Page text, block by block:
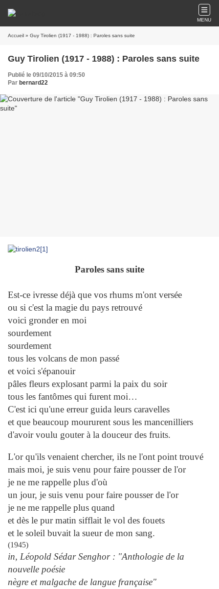
MENU
Accueil » Guy Tirolien (1917 - 1988) : Paroles sans suite
Guy Tirolien (1917 - 1988) : Paroles sans suite
Publié le 09/10/2015 à 09:50
Par bernard22
Paroles sans suite
Est-ce ivresse déjà que vos rhums m'ont versée
ou si c'est la magie du pays retrouvé
voici gronder en moi
sourdement
sourdement
tous les volcans de mon passé
et voici s'épanouir
pâles fleurs explosant parmi la paix du soir
tous les fantômes qui furent moi…
C'est ici qu'une erreur guida leurs caravelles
et que beaucoup moururent sous les mancenilliers
d'avoir voulu gouter à la douceur des fruits.
L'or qu'ils venaient chercher, ils ne l'ont point trouvé
mais moi, je suis venu pour faire pousser de l'or
je ne me rappelle plus d'où
un jour, je suis venu pour faire pousser de l'or
je ne me rappelle plus quand
et dès le pur matin sifflait le vol des fouets
et le soleil buvait la sueur de mon sang.
(1945)
in, Léopold Sédar Senghor : "Anthologie de la
nouvelle poésie
nègre et malgache de langue française"